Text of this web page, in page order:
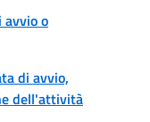
avvio o
di avvio,
dell'attività